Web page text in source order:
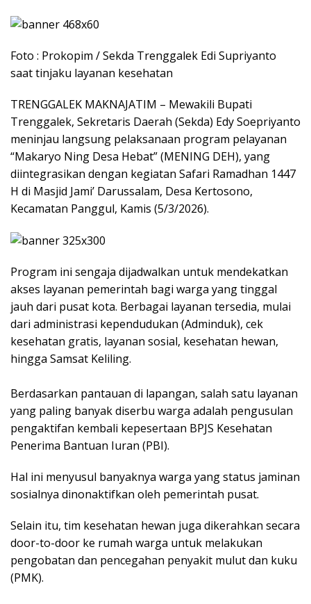
Foto : Prokopim / Sekda Trenggalek Edi Supriyanto
saat tinjaku layanan kesehatan
​TRENGGALEK MAKNAJATIM – Mewakili Bupati
Trenggalek, Sekretaris Daerah (Sekda) Edy Soepriyanto
meninjau langsung pelaksanaan program pelayanan
“Makaryo Ning Desa Hebat” (MENING DEH), yang
diintegrasikan dengan kegiatan Safari Ramadhan 1447
H di Masjid Jami’ Darussalam, Desa Kertosono,
Kecamatan Panggul, Kamis (5/3/2026).
​Program ini sengaja dijadwalkan untuk mendekatkan
akses layanan pemerintah bagi warga yang tinggal
jauh dari pusat kota. Berbagai layanan tersedia, mulai
dari administrasi kependudukan (Adminduk), cek
kesehatan gratis, layanan sosial, kesehatan hewan,
hingga Samsat Keliling.
​Berdasarkan pantauan di lapangan, salah satu layanan
yang paling banyak diserbu warga adalah pengusulan
pengaktifan kembali kepesertaan BPJS Kesehatan
Penerima Bantuan Iuran (PBI).
Hal ini menyusul banyaknya warga yang status jaminan
sosialnya dinonaktifkan oleh pemerintah pusat.
​Selain itu, tim kesehatan hewan juga dikerahkan secara
door-to-door ke rumah warga untuk melakukan
pengobatan dan pencegahan penyakit mulut dan kuku
(PMK).